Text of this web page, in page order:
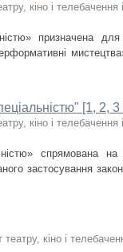
кіно і телебачення
призначена для
[1, 2, 3
кіно і телебачення
спрямована на
застосування
кіно і